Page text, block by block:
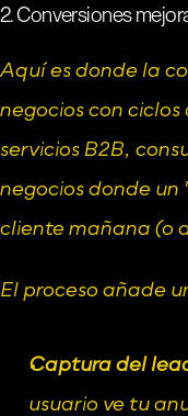
2. Conversiones
Aquí es donde la
negocios con ciclos
servicios B2B,
negocios donde un
cliente mañana (o
El proceso añade
Captura del
usuario ve tu